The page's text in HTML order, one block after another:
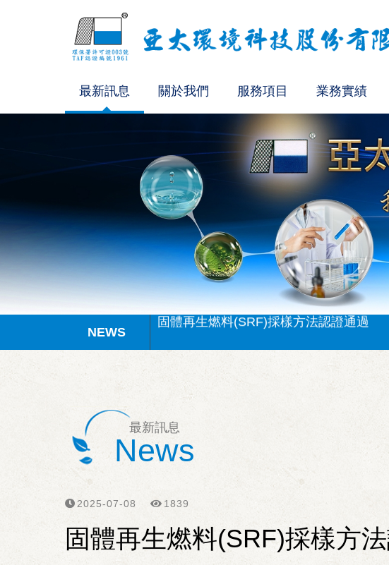
最新訊息 關於我們 服務項目 業務實績
SVOC檢測方法認證通過
固體再生燃料(SRF)採樣方法認證通過
水中葉綠素a(NIEA E507)檢測方法認證通
固體再生燃料(SRF)檢測方法認證通過
SVOC檢測方法認證通過
最新訊息
News
2025-07-08 1839
固體再生燃料(SRF)採樣方